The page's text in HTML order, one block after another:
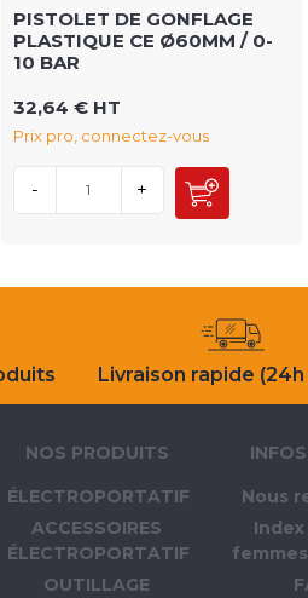
PISTOLET DE GONFLAGE
PLASTIQUE CE Ø60MM / 0-
10 BAR
32,64 € HT
Prix pro, connectez-vous
- +
Livraison rapide (24h
NOS PRODUITS
ÉLECTROPORTATIF
ACCESSOIRES
ÉLECTROPORTATIF
OUTILLAGE
Nous